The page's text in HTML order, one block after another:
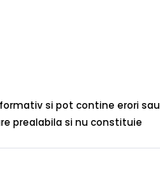
si pot contine erori sau
prealabila si nu constituie